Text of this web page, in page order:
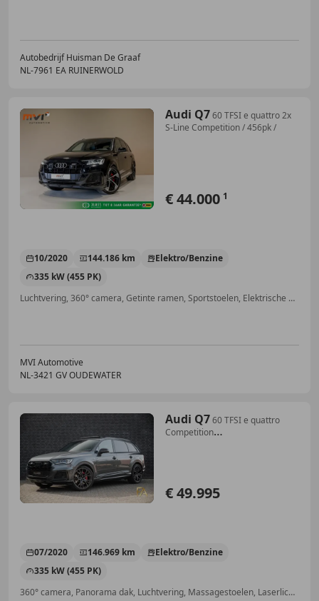
Autobedrijf Huisman De Graaf
NL-7961 EA RUINERWOLD
Audi Q760 TFSI e quattro 2x
S-Line Competition / 456pk /
€ 44.000 1
10/2020 144.186 km
Elektro/Benzine
335 kW (455 PK)
Luchtvering, 360° camera, Getinte ramen, Sportstoelen, Elektrische achterklep, 4x4, Met onderhoudshistorie, Niet-rokers auto
MVI Automotive
NL-3421 GV OUDEWATER
Audi Q760 TFSI e quattro
Competition
€ 49.995
07/2020 146.969 km
Elektro/Benzine
335 kW (455 PK)
360° camera, Panorama dak, Luchtvering, Massagestoelen, Laserlicht, Elektrische stoelverstelling, Getinte ramen, Automatische klimaatregeling